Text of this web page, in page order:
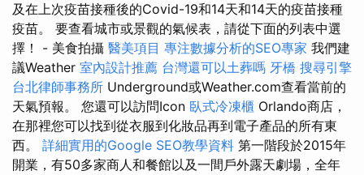
及在上次疫苗接種後的Covid-19和14天和14天的疫苗接種
疫苗。 要查看城市或景觀的氣候表，請從下面的列表中選
擇！ - 美食拍攝 醫美項目 專注數據分析的SEO專家 我們建
議Weather 室內設計推薦 台灣還可以土葬嗎 牙橋 搜尋引擎
台北律師事務所 Underground或Weather.com查看當前的
天氣預報。 您還可以訪問Icon 臥式冷凍櫃 Orlando商店，
在那裡您可以找到從衣服到化妝品再到電子產品的所有東
西。 詳細實用的Google SEO教學資料 第一階段於2015年
開業，有50多家商人和餐館以及一間戶外露天劇場，全年